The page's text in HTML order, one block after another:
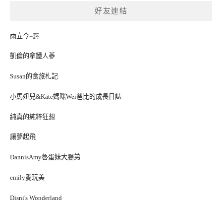
好友連結
雨立今=霠
凱倫的拿鐵人蔘
Susan的食旅札記
小馬妞兒&Kate媽咪Wei爸比的成長日誌
純真的純粹狂想
讓夢起飛
DannisAmy魯蛋妹大腸弟
emily愛玩美
Disni's Wonderland